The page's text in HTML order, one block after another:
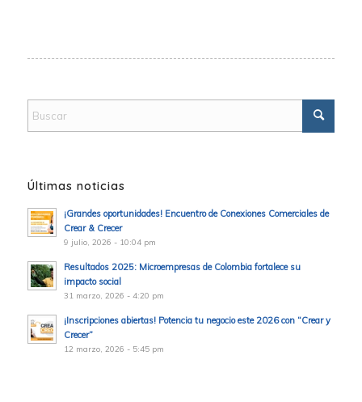
Últimas noticias
¡Grandes oportunidades! Encuentro de Conexiones Comerciales de
Crear & Crecer
9 julio, 2026 - 10:04 pm
Resultados 2025: Microempresas de Colombia fortalece su
impacto social
31 marzo, 2026 - 4:20 pm
¡Inscripciones abiertas! Potencia tu negocio este 2026 con “Crear y
Crecer”
12 marzo, 2026 - 5:45 pm